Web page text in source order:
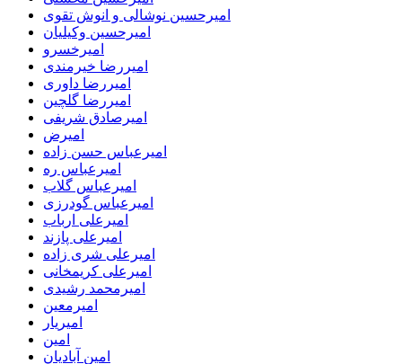
امیرحسین نوشالی و انوش تقوی
امیرحسین وکیلیان
امیرخسرو
امیررضا خیرمندی
امیررضا داوری
امیررضا گلچین
امیرصادق شریفی
امیرض
امیرعباس حسن زاده
امیرعباس ره
امیرعباس گلاب
امیرعباس گودرزی
امیرعلی ارباب
امیرعلی پازند
امیرعلی شری زاده
امیرعلی کریمخانی
امیرمحمد رشیدی
امیرمعین
امیریار
امین
امین آبادیان